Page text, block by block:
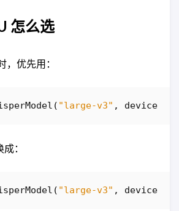
怎么选
，优先用：
( "large-v3" , device
：
( "large-v3" , device